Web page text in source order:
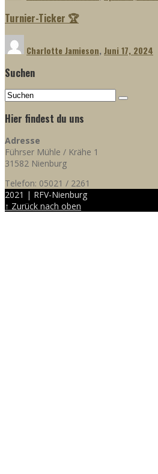
Turnier-Ticker 🏆
Charlotte Jamieson, Juni 17, 2024
Suchen
Hier findest du uns
Adresse
Führser Mühle / Krähe 1
31582 Nienburg
Telefon: 05021 / 2261
2021 | RFV-Nienburg
↑ Zurück nach oben